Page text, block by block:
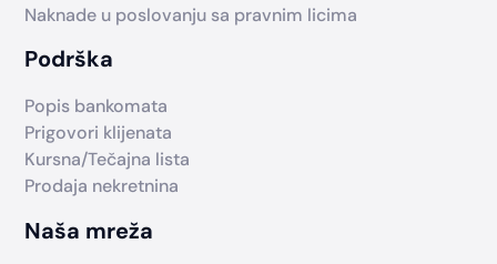
Naknade u poslovanju sa pravnim licima
Podrška
Popis bankomata
Prigovori klijenata
Kursna/Tečajna lista
Prodaja nekretnina
Naša mreža